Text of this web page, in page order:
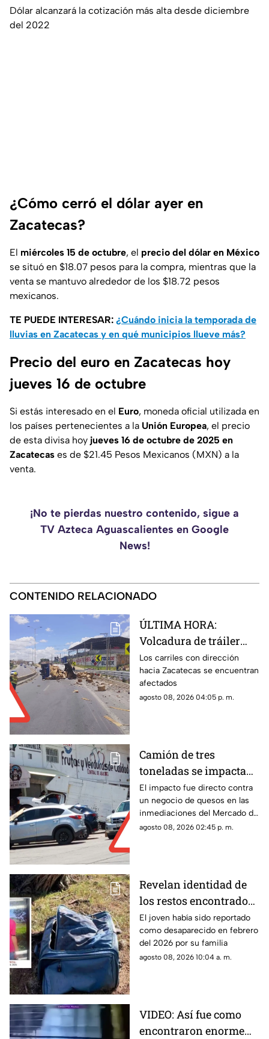
Dólar alcanzará la cotización más alta desde diciembre
del 2022
¿Cómo cerró el dólar ayer en
Zacatecas?
El miércoles 15 de octubre, el precio del dólar en México
se situó en $18.07 pesos para la compra, mientras que la
venta se mantuvo alrededor de los $18.72 pesos
mexicanos.
TE PUEDE INTERESAR: ¿Cuándo inicia la temporada de
lluvias en Zacatecas y en qué municipios llueve más?
Precio del euro en Zacatecas hoy
jueves 16 de octubre
Si estás interesado en el Euro, moneda oficial utilizada en
los países pertenecientes a la Unión Europea, el precio
de esta divisa hoy jueves 16 de octubre de 2025 en
Zacatecas es de $21.45 Pesos Mexicanos (MXN) a la
venta.
¡No te pierdas nuestro contenido, sigue a
TV Azteca Aguascalientes en Google
News!
CONTENIDO RELACIONADO
ÚLTIMA HORA:
Volcadura de tráiler
con envases de cerveza
en Tránsito Pesado;
circulación afectada
Los carriles con dirección
hacia Zacatecas se encuentran
afectados
agosto 08, 2026 04:05 p. m.
Camión de tres
toneladas se impacta
en Mercado de Abastos
Zacatecas ¿hay
lesionados?
El impacto fue directo contra
un negocio de quesos en las
inmediaciones del Mercado de
Abastos
agosto 08, 2026 02:45 p. m.
Revelan identidad de
los restos encontrados
en una maleta en
Villanueva; era un
joven de 17 años con
ficha de búsqueda
El joven había sido reportado
como desaparecido en febrero
del 2026 por su familia
agosto 08, 2026 10:04 a. m.
VIDEO: Así fue como
encontraron enorme